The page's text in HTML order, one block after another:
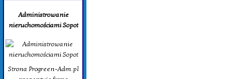
Administrowanie
nieruchomościami Sopot
Strona Progreen-Adm.pl